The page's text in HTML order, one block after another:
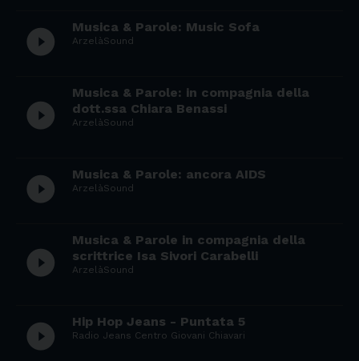
play_circle_filled Musica & Parole: Music Sofa
ArzelàSound
play_circle_filled
Musica & Parole: in compagnia della
dott.ssa Chiara Benassi
ArzelàSound
play_circle_filled Musica & Parole: ancora AIDS
ArzelàSound
play_circle_filled
Musica & Parole in compagnia della
scrittrice Isa Sivori Carabelli
ArzelàSound
play_circle_filled Hip Hop Jeans - Puntata 5
Radio Jeans Centro Giovani Chiavari